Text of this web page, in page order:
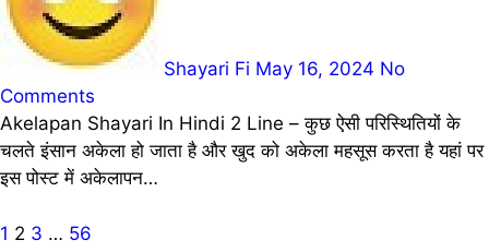
Shayari Fi May 16, 2024 No
Comments
Akelapan Shayari In Hindi 2 Line – कुछ ऐसी परिस्थितियों के
चलते इंसान अकेला हो जाता है और खुद को अकेला महसूस करता है यहां पर
इस पोस्ट में अकेलापन…
Posts
1 2 3 … 56